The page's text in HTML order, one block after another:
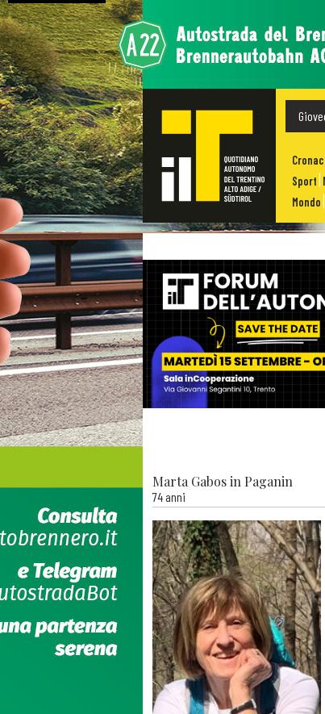
Sport
Mondo
Marta Gabos in Paganin
74 anni